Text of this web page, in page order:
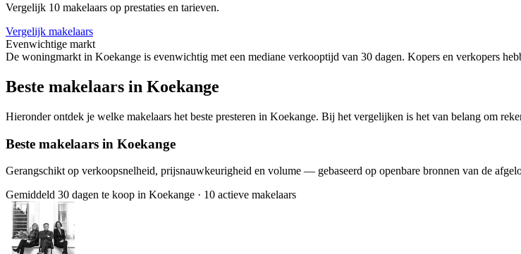
Vergelijk 10 makelaars op prestaties en tarieven.
Vergelijk makelaars
Evenwichtige markt
De woningmarkt in Koekange is evenwichtig met een mediane verkooptijd van 30 dagen. Kopers en verkopers
Beste makelaars in Koekange
Hieronder ontdek je welke makelaars het beste presteren in Koekange. Bij het vergelijken is het van belang om
Beste makelaars in Koekange
Gerangschikt op verkoopsnelheid, prijsnauwkeurigheid en volume — gebaseerd op openbare bronnen van de
Gemiddeld 30 dagen te koop in Koekange · 10 actieve makelaars